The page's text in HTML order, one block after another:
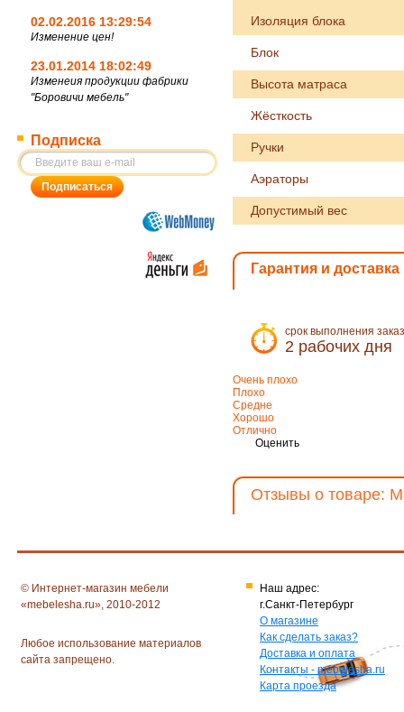
02.02.2016 13:29:54
Изменение цен!
23.01.2014 18:02:49
Изменеия продукции фабрики
"Боровичи мебель"
Подписка
Изоляция блока
Блок
Высота матраса
Жёсткость
Ручки
Аэраторы
Допустимый вес
Гарантия и доставка
срок выполнения
2 рабочих дня
Очень плохо
Плохо
Средне
Хорошо
Отлично
Оценить
Отзывы о товаре:
© Интернет-магазин мебели
«mebelesha.ru», 2010-2012
Любое использование материалов
сайта запрещено.
Наш адрес:
г.Санкт-Петербург
О магазине
Как сделать заказ?
Доставка и оплата
Контакты - mebelesha.ru
Карта проезда